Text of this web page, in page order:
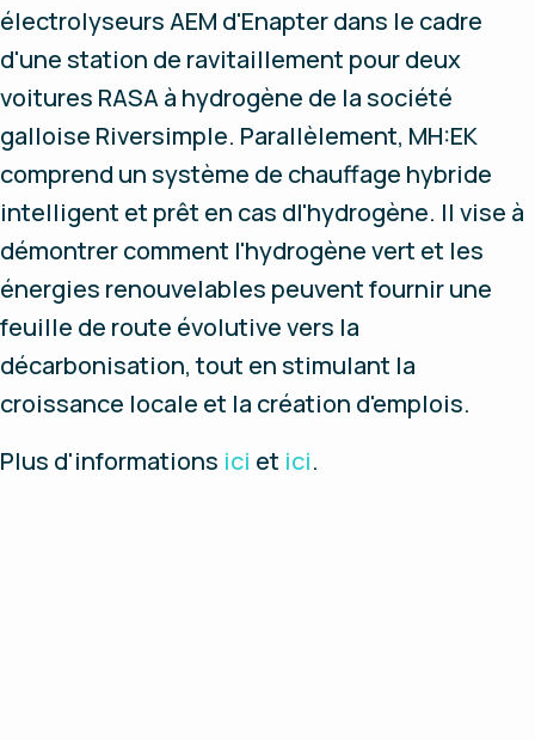
électrolyseurs AEM d'Enapter dans le cadre
d'une station de ravitaillement pour deux
voitures RASA à hydrogène de la société
galloise Riversimple. Parallèlement, MH:EK
comprend un système de chauffage hybride
intelligent et prêt en cas dl'hydrogène. Il vise à
démontrer comment l'hydrogène vert et les
énergies renouvelables peuvent fournir une
feuille de route évolutive vers la
décarbonisation, tout en stimulant la
croissance locale et la création d'emplois.
Plus d'informations ici et ici.